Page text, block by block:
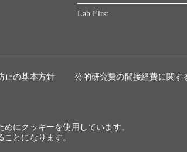
Lab.First
止の基本方針 公的研究費の間接経費に関す
にクッキーを使用しています。
とになります。